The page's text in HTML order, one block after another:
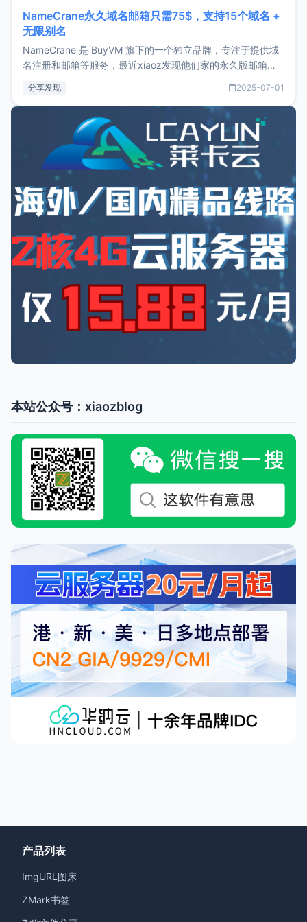
NameCrane永久域名邮箱只需75$，支持15个域名 +
无限别名
NameCrane 是 BuyVM 旗下的一个独立品牌，专注于提供域
名注册和邮箱等服务，最近xiaoz发现他们家的永久版邮箱服
又实惠的域名邮箱，不妨尝试一下 NameCrane。注册
NameCraneNameCrane不支持直接注册，必须要购买
分享发现 2025-07-01
本站公众号：xiaozblog
产品列表
ImgURL图床
ZMark书签